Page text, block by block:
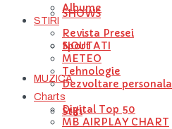
SHOWS
NOUTATI
MUZICA
Stiri
Albume
STIRI
Revista Presei
Sport
METEO
Tehnologie
Dezvoltare personala
Charts
Digital Top 50
MB AIRPLAY CHART